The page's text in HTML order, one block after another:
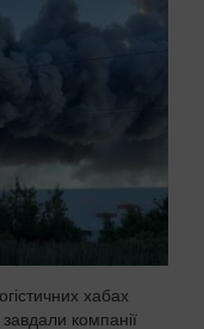
хабах
компанії